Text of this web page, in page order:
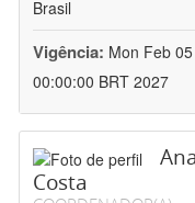
Brasil
Vigência: Mon Feb
00:00:00 BRT 2027
Costa